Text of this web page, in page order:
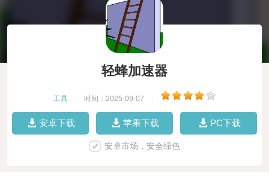
轻蜂加速器
工具 时间：2025-09-07
安卓下载 苹果下载 PC下载
安卓市场，安全绿色